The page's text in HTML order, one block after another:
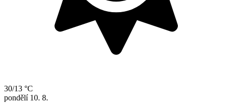
30/13 °C
pondělí 10. 8.